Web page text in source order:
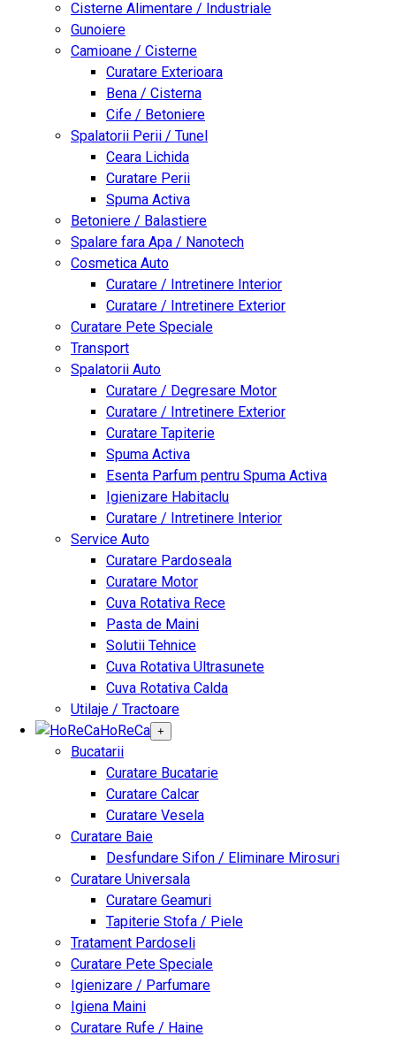
Cisterne Alimentare / Industriale
Gunoiere
Camioane / Cisterne
Curatare Exterioara
Bena / Cisterna
Cife / Betoniere
Spalatorii Perii / Tunel
Ceara Lichida
Curatare Perii
Spuma Activa
Betoniere / Balastiere
Spalare fara Apa / Nanotech
Cosmetica Auto
Curatare / Intretinere Interior
Curatare / Intretinere Exterior
Curatare Pete Speciale
Transport
Spalatorii Auto
Curatare / Degresare Motor
Curatare / Intretinere Exterior
Curatare Tapiterie
Spuma Activa
Esenta Parfum pentru Spuma Activa
Igienizare Habitaclu
Curatare / Intretinere Interior
Service Auto
Curatare Pardoseala
Curatare Motor
Cuva Rotativa Rece
Pasta de Maini
Solutii Tehnice
Cuva Rotativa Ultrasunete
Cuva Rotativa Calda
Utilaje / Tractoare
HoReCa +
Bucatarii
Curatare Bucatarie
Curatare Calcar
Curatare Vesela
Curatare Baie
Desfundare Sifon / Eliminare Mirosuri
Curatare Universala
Curatare Geamuri
Tapiterie Stofa / Piele
Tratament Pardoseli
Curatare Pete Speciale
Igienizare / Parfumare
Igiena Maini
Curatare Rufe / Haine